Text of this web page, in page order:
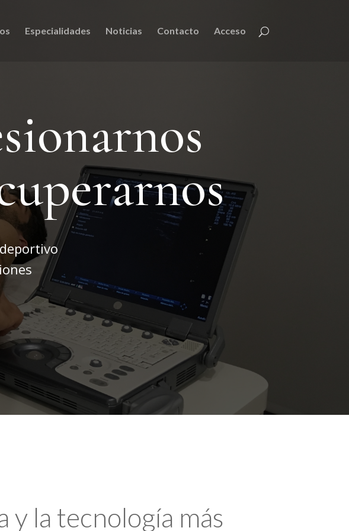
Especialidades Noticias Contacto Acceso
y la tecnología más